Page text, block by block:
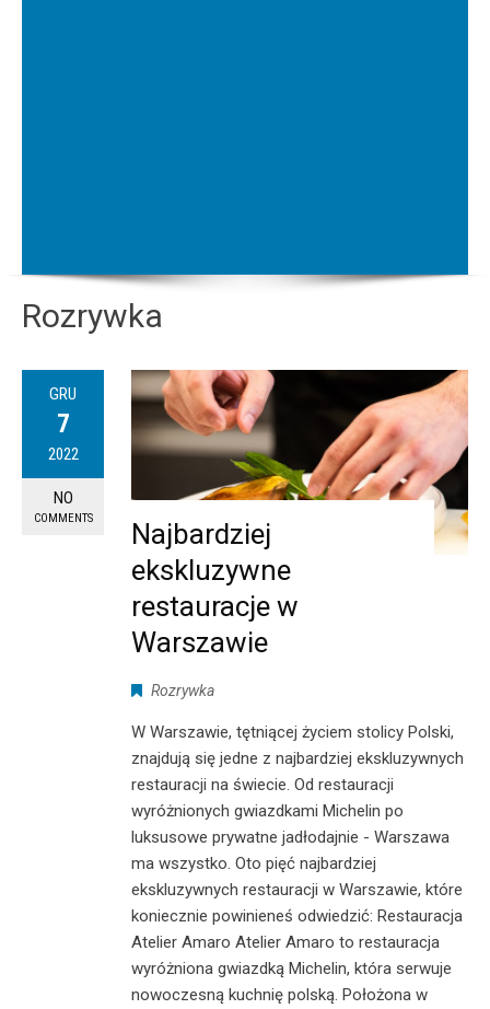
Rozrywka
GRU
7
2022
NO
COMMENTS
Najbardziej
ekskluzywne
restauracje w
Warszawie
Rozrywka
W Warszawie, tętniącej życiem stolicy Polski,
znajdują się jedne z najbardziej ekskluzywnych
restauracji na świecie. Od restauracji
wyróżnionych gwiazdkami Michelin po
luksusowe prywatne jadłodajnie - Warszawa
ma wszystko. Oto pięć najbardziej
ekskluzywnych restauracji w Warszawie, które
koniecznie powinieneś odwiedzić: Restauracja
Atelier Amaro Atelier Amaro to restauracja
wyróżniona gwiazdką Michelin, która serwuje
nowoczesną kuchnię polską. Położona w